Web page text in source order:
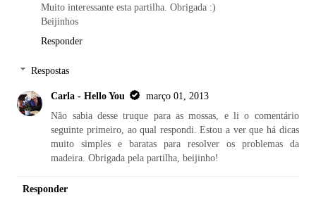
Muito interessante esta partilha. Obrigada :)
Beijinhos
Responder
Respostas
Carla - Hello You
março 01, 2013
Não sabia desse truque para as mossas, e li o comentário
seguinte primeiro, ao qual respondi. Estou a ver que há dicas
muito simples e baratas para resolver os problemas da
madeira. Obrigada pela partilha, beijinho!
Responder